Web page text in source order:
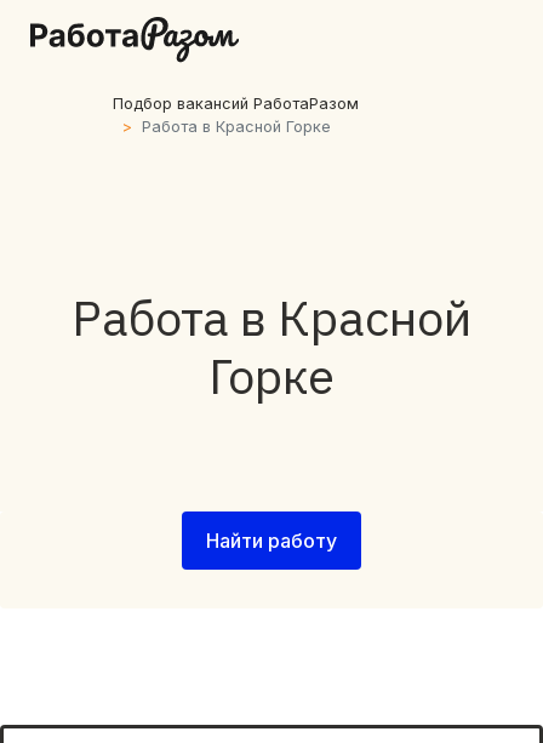
Подбор вакансий РаботаРазом
Работа в Красной Горке
Работа в Красной
Горке
Найти работу